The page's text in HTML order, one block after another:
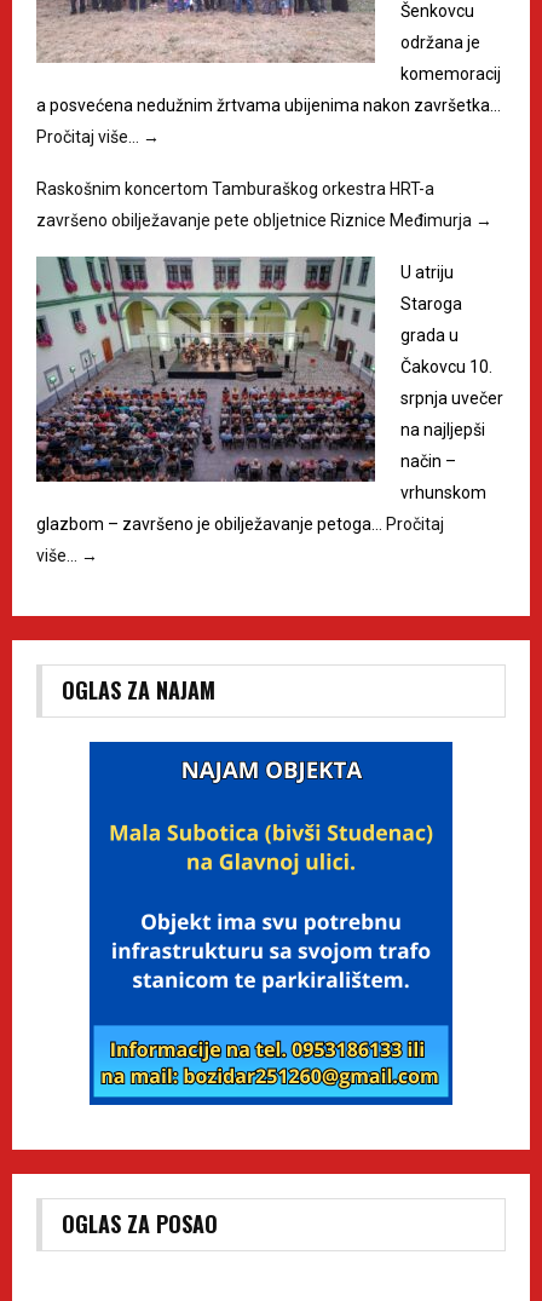
Šenkovcu
održana je
komemoracij
a posvećena nedužnim žrtvama ubijenima nakon završetka…
Pročitaj više…
→
Raskošnim koncertom Tamburaškog orkestra HRT-a
završeno obilježavanje pete obljetnice Riznice Međimurja →
U atriju
Staroga
grada u
Čakovcu 10.
srpnja uvečer
na najljepši
način –
vrhunskom
glazbom – završeno je obilježavanje petoga…
Pročitaj
više…
→
OGLAS ZA NAJAM
OGLAS ZA POSAO